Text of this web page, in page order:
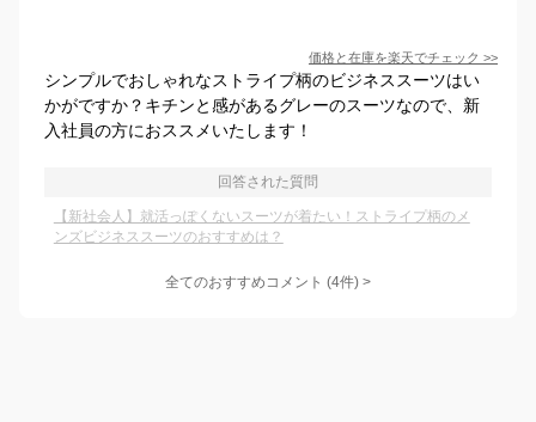
価格と在庫を楽天でチェック >>
シンプルでおしゃれなストライプ柄のビジネススーツはい
かがですか？キチンと感があるグレーのスーツなので、新
入社員の方におススメいたします！
回答された質問
【新社会人】就活っぽくないスーツが着たい！ストライプ柄のメ
ンズビジネススーツのおすすめは？
全てのおすすめコメント (4件) >